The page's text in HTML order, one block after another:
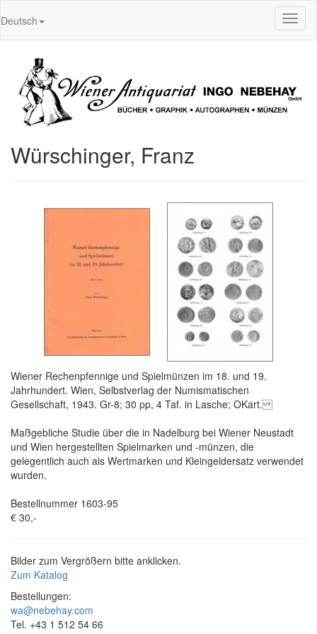
Deutsch
Würschinger, Franz
Wiener Rechenpfennige und Spielmünzen im 18. und 19.
Jahrhundert. Wien, Selbstverlag der Numismatischen
Gesellschaft, 1943. Gr-8; 30 pp, 4 Taf. in Lasche; OKart.
Maßgebliche Studie über die in Nadelburg bei Wiener Neustadt
und Wien hergestellten Spielmarken und -münzen, die
gelegentlich auch als Wertmarken und Kleingeldersatz verwendet
wurden.
Bestellnummer 1603-95
€ 30,-
Bilder zum Vergrößern bitte anklicken.
Zum Katalog
Bestellungen:
wa@nebehay.com
Tel. +43 1 512 54 66